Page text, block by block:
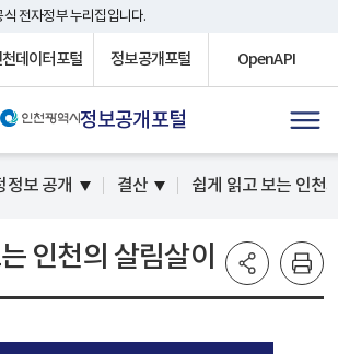
전자정부 누리집입니다.
천데이터포털 정보공개포털 OpenAPI
정보공개포털
정보 공개 결산 쉽게 읽고 보는 인천
인천의 살림살이